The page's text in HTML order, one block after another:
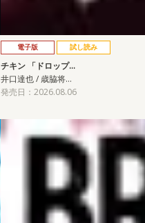
電子版 試し読み
チキン 「ドロップ…
井口達也 / 歳脇将…
発売日：2026.08.06